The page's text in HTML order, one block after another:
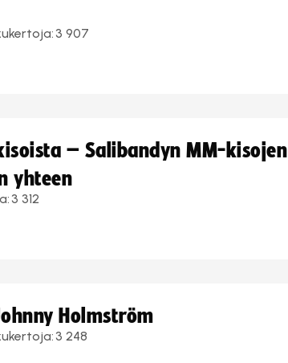
3 907
– Salibandyn MM-kisojen
yhteen
3 312
Holmström
3 248